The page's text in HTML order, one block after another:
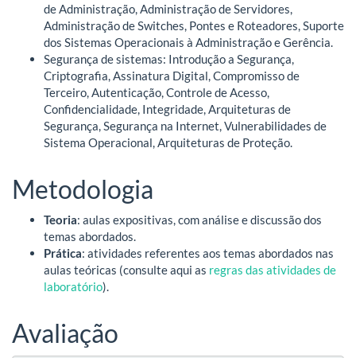
de Administração, Administração de Servidores,
Administração de Switches, Pontes e Roteadores, Suporte
dos Sistemas Operacionais à Administração e Gerência.
Segurança de sistemas: Introdução a Segurança,
Criptografia, Assinatura Digital, Compromisso de
Terceiro, Autenticação, Controle de Acesso,
Confidencialidade, Integridade, Arquiteturas de
Segurança, Segurança na Internet, Vulnerabilidades de
Sistema Operacional, Arquiteturas de Proteção.
Metodologia
Teoria: aulas expositivas, com análise e discussão dos
temas abordados.
Prática: atividades referentes aos temas abordados nas
aulas teóricas (consulte aqui as regras das atividades de
laboratório).
Avaliação